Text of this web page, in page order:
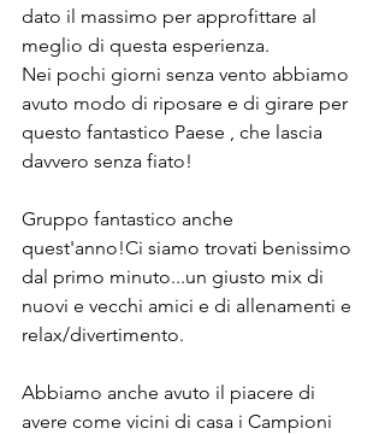
dato il massimo per approfittare al
meglio di questa esperienza.
Nei pochi giorni senza vento abbiamo
avuto modo di riposare e di girare per
questo fantastico Paese , che lascia
davvero senza fiato!
Gruppo fantastico anche
quest'anno!Ci siamo trovati benissimo
dal primo minuto...un giusto mix di
nuovi e vecchi amici e di allenamenti e
relax/divertimento.
Abbiamo anche avuto il piacere di
avere come vicini di casa i Campioni